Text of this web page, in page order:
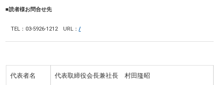
■読者様お問合せ先
TEL ：03-5926-1212 URL ：/
代表者名 代表取締役会長兼社長 村田隆昭